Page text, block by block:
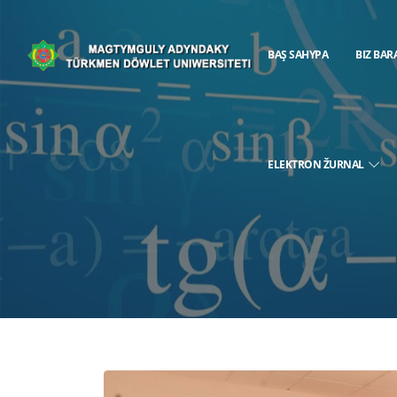
BAŞ SAHYPA BIZ
ELEKTRON ŽURNAL